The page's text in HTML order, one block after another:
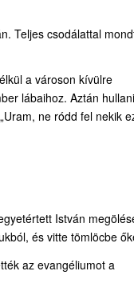
Teljes csodálattal
a városon kívülre
lábaihoz. Aztán hullani
ne ródd fel nekik
István
és vitte tömlöcbe
az evangé­liumot a